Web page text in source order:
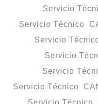
Servicio
Servicio Técnico
Servicio
Servicio
Servicio
Servicio Técnico
Servicio Técnico